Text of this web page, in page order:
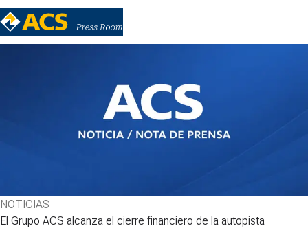
NOTICIAS
El Grupo ACS alcanza el cierre financiero de la autopista